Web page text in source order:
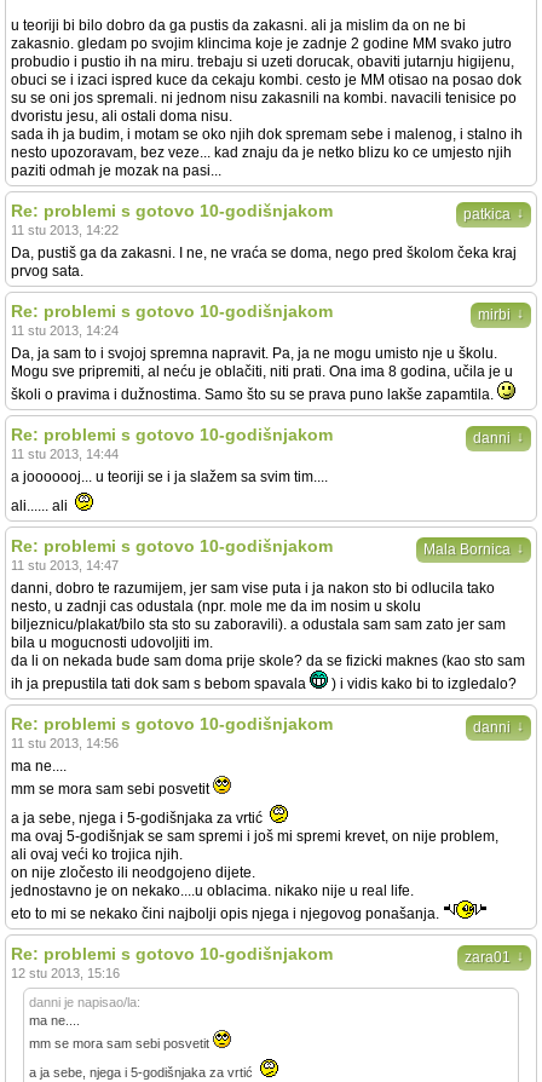
u teoriji bi bilo dobro da ga pustis da zakasni. ali ja mislim da on ne bi
zakasnio. gledam po svojim klincima koje je zadnje 2 godine MM svako jutro
probudio i pustio ih na miru. trebaju si uzeti dorucak, obaviti jutarnju higijenu,
obuci se i izaci ispred kuce da cekaju kombi. cesto je MM otisao na posao dok
su se oni jos spremali. ni jednom nisu zakasnili na kombi. navacili tenisice po
dvoristu jesu, ali ostali doma nisu.
sada ih ja budim, i motam se oko njih dok spremam sebe i malenog, i stalno ih
nesto upozoravam, bez veze... kad znaju da je netko blizu ko ce umjesto njih
paziti odmah je mozak na pasi...
patkica ↓
Re: problemi s gotovo 10-godišnjakom
11 stu 2013, 14:22
Da, pustiš ga da zakasni. I ne, ne vraća se doma, nego pred školom čeka kraj
prvog sata.
mirbi ↓
Re: problemi s gotovo 10-godišnjakom
11 stu 2013, 14:24
Da, ja sam to i svojoj spremna napravit. Pa, ja ne mogu umisto nje u školu.
Mogu sve pripremiti, al neću je oblačiti, niti prati. Ona ima 8 godina, učila je u
školi o pravima i dužnostima. Samo što su se prava puno lakše zapamtila.
danni ↓
Re: problemi s gotovo 10-godišnjakom
11 stu 2013, 14:44
a jooooooj... u teoriji se i ja slažem sa svim tim....
ali...... ali
Mala Bornica ↓
Re: problemi s gotovo 10-godišnjakom
11 stu 2013, 14:47
danni, dobro te razumijem, jer sam vise puta i ja nakon sto bi odlucila tako
nesto, u zadnji cas odustala (npr. mole me da im nosim u skolu
biljeznicu/plakat/bilo sta sto su zaboravili). a odustala sam sam zato jer sam
bila u mogucnosti udovoljiti im.
da li on nekada bude sam doma prije skole? da se fizicki maknes (kao sto sam
ih ja prepustila tati dok sam s bebom spavala
) i vidis kako bi to izgledalo?
danni ↓
Re: problemi s gotovo 10-godišnjakom
11 stu 2013, 14:56
ma ne....
mm se mora sam sebi posvetit
a ja sebe, njega i 5-godišnjaka za vrtić
ma ovaj 5-godišnjak se sam spremi i još mi spremi krevet, on nije problem,
ali ovaj veći ko trojica njih.
on nije zločesto ili neodgojeno dijete.
jednostavno je on nekako....u oblacima. nikako nije u real life.
eto to mi se nekako čini najbolji opis njega i njegovog ponašanja.
zara01 ↓
Re: problemi s gotovo 10-godišnjakom
12 stu 2013, 15:16
danni je napisao/la:
ma ne....
mm se mora sam sebi posvetit
a ja sebe, njega i 5-godišnjaka za vrtić